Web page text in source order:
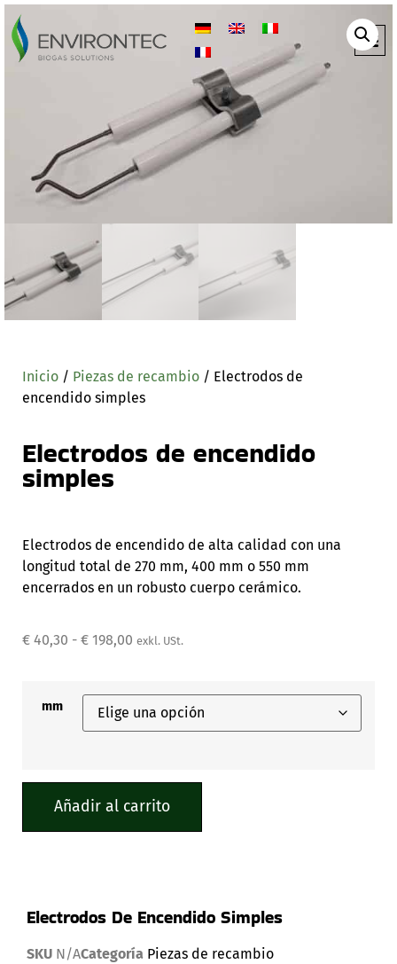
Inicio / Piezas de recambio / Electrodos de
encendido simples
Electrodos de encendido
simples
Electrodos de encendido de alta calidad con una
longitud total de 270 mm, 400 mm o 550 mm
encerrados en un robusto cuerpo cerámico.
€ 40,30 - € 198,00 exkl. USt.
mm
Añadir al carrito
Electrodos De Encendido Simples
SKU N/ACategoría Piezas de recambio